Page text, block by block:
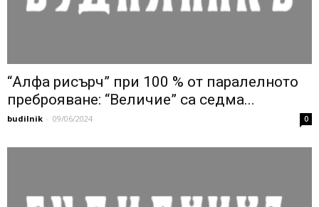
“Алфа рисърч” при 100 % от паралелното
преброяване: “Величие” са седма...
budilnik - 09/06/2024 0